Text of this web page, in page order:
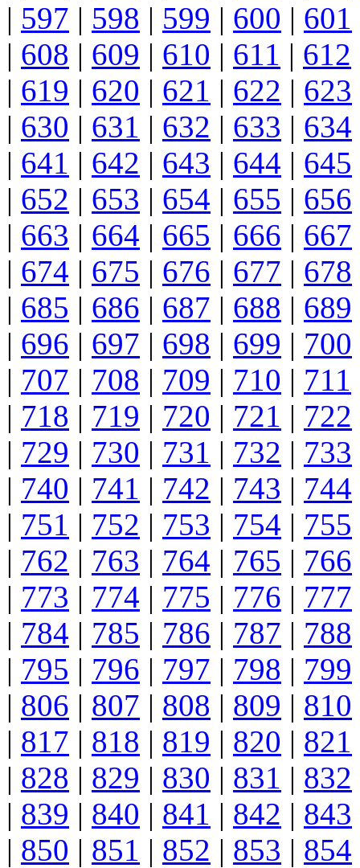
| 597 | 598 | 599 | 600 | 601
| 608 | 609 | 610 | 611 | 612
| 619 | 620 | 621 | 622 | 623
| 630 | 631 | 632 | 633 | 634
| 641 | 642 | 643 | 644 | 645
| 652 | 653 | 654 | 655 | 656
| 663 | 664 | 665 | 666 | 667
| 674 | 675 | 676 | 677 | 678
| 685 | 686 | 687 | 688 | 689
| 696 | 697 | 698 | 699 | 700
| 707 | 708 | 709 | 710 | 711
| 718 | 719 | 720 | 721 | 722
| 729 | 730 | 731 | 732 | 733
| 740 | 741 | 742 | 743 | 744
| 751 | 752 | 753 | 754 | 755
| 762 | 763 | 764 | 765 | 766
| 773 | 774 | 775 | 776 | 777
| 784 | 785 | 786 | 787 | 788
| 795 | 796 | 797 | 798 | 799
| 806 | 807 | 808 | 809 | 810
| 817 | 818 | 819 | 820 | 821
| 828 | 829 | 830 | 831 | 832
| 839 | 840 | 841 | 842 | 843
| 850 | 851 | 852 | 853 | 854